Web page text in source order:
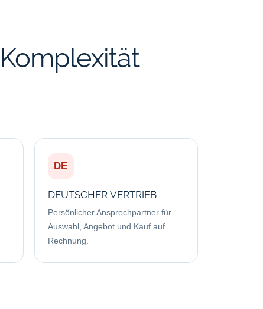
DE
DEUTSCHER VERTRIEB
Persönlicher Ansprechpartner für
Auswahl, Angebot und Kauf auf
Rechnung.